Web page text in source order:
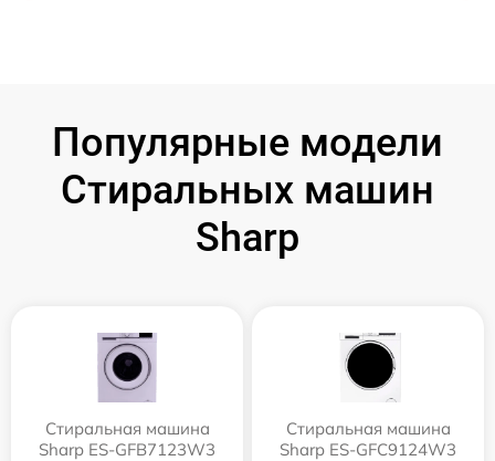
Популярные модели
Стиральных машин
Sharp
Стиральная машина
Sharp ES-GFB7123W3
Стиральная машина
Sharp ES-GFC9124W3